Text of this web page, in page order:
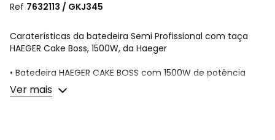
Ref 7632113 / GKJ345
Caraterísticas da batedeira Semi Profissional com taça
HAEGER Cake Boss, 1500W, da Haeger
• Batedeira HAEGER CAKE BOSS com 1500W de potência
• Capacidade de 6L
• 6 velocidades + função impulso
Ver mais